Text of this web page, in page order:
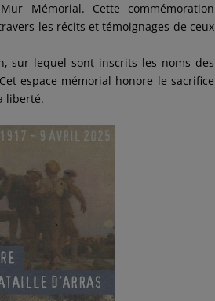
Mémorial. Cette commémoration
les récits et témoignages de ceux
sur lequel sont inscrits les noms des
espace mémorial honore le sacrifice
liberté.